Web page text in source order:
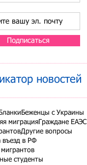
Подписаться
новостей
Беженцы с Украины
миграция Граждане ЕАЭС
Другие вопросы
въезд в РФ
студенты